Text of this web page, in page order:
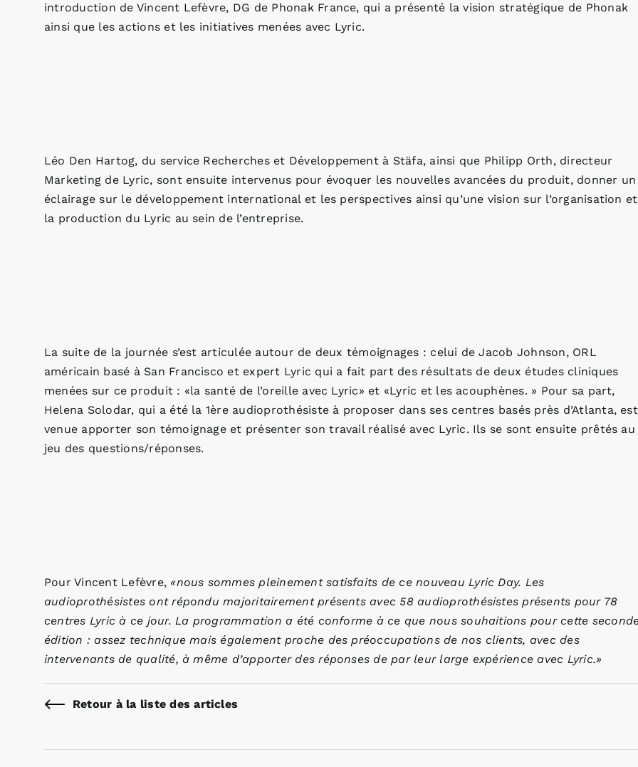
introduction de Vincent Lefèvre, DG de Phonak France, qui a présenté la vision stratégique de Phonak
ainsi que les actions et les initiatives menées avec Lyric.
Léo Den Hartog, du service Recherches et Développement à Stäfa, ainsi que Philipp Orth, directeur
Marketing de Lyric, sont ensuite intervenus pour évoquer les nouvelles avancées du produit, donner un
éclairage sur le développement international et les perspectives ainsi qu’une vision sur l’organisation et
la production du Lyric au sein de l’entreprise.
La suite de la journée s’est articulée autour de deux témoignages : celui de Jacob Johnson, ORL
américain basé à San Francisco et expert Lyric qui a fait part des résultats de deux études cliniques
menées sur ce produit : «la santé de l’oreille avec Lyric» et «Lyric et les acouphènes. » Pour sa part,
Helena Solodar, qui a été la 1ère audioprothésiste à proposer dans ses centres basés près d’Atlanta, est
venue apporter son témoignage et présenter son travail réalisé avec Lyric. Ils se sont ensuite prêtés au
jeu des questions/réponses.
Pour Vincent Lefèvre, «nous sommes pleinement satisfaits de ce nouveau Lyric Day. Les
audioprothésistes ont répondu majoritairement présents avec 58 audioprothésistes présents pour 78
centres Lyric à ce jour. La programmation a été conforme à ce que nous souhaitions pour cette
édition : assez technique mais également proche des préoccupations de nos clients, avec des
intervenants de qualité, à même d’apporter des réponses de par leur large expérience avec Lyric.»
Retour à la liste des articles